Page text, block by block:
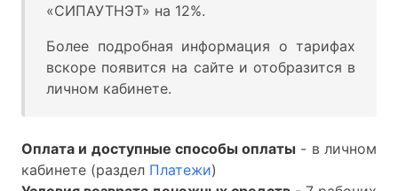
«СИПАУТНЭТ» на 12%.
Более подробная информация о тарифах
вскоре появится на сайте и отобразится в
личном кабинете.
Оплата и доступные способы оплаты - в личном
кабинете (раздел Платежи)